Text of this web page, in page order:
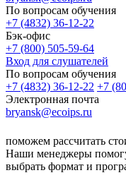
По вопросам обучения
+7 (4832) 36-12-22
Бэк-офис
+7 (800) 505-59-64
Вход для слушателей
По вопросам обучения
+7 (4832) 36-12-22 +7
Электронная почта
bryansk@ecoips.ru
поможем рассчитать
Наши менеджеры
выбрать формат и